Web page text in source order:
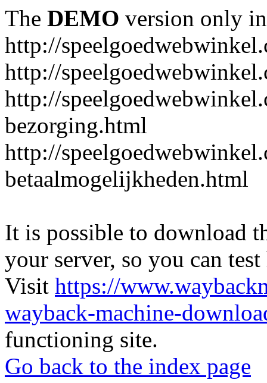
The DEMO version only
http://
http://
http://
bezorging.html
http://
betaalmogelijkheden.html
It is possible to download
your server, so you can
Visit https://
wayback-machine-
functioning site.
Go back to the index page